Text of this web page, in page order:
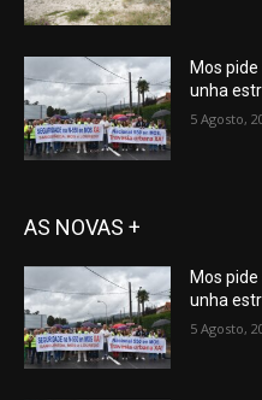
Mos
unha
5 Agosto,
AS NOVAS +
Mos
unha
5 Agosto,